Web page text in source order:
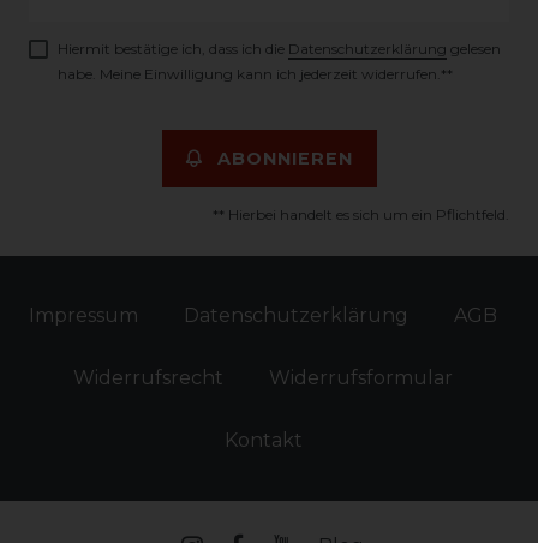
Hiermit bestätige ich, dass ich die Daten­schutz­erklärung gelesen
habe. Meine Einwilligung kann ich jederzeit widerrufen.**
ABONNIEREN
** Hierbei handelt es sich um ein Pflichtfeld.
Impressum Daten­schutz­erklärung AGB
Widerrufs­recht Widerrufs­formular
Kontakt